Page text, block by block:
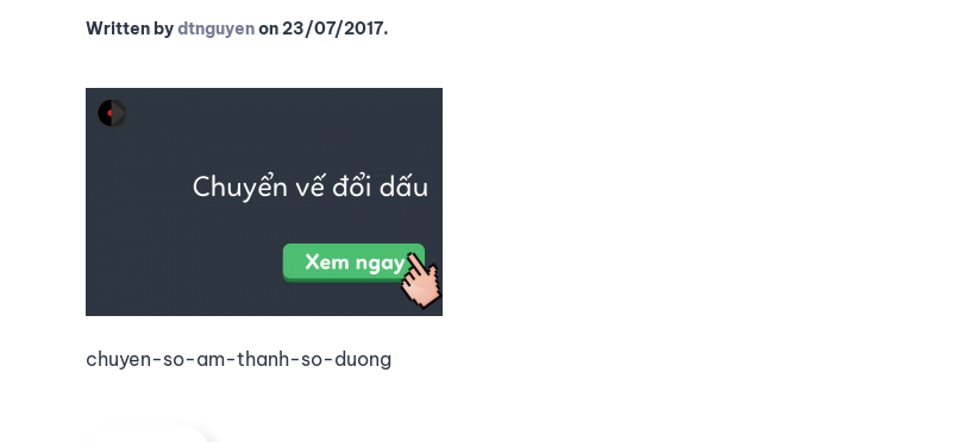
Written bydtnguyenon23/07/2017.
chuyen-so-am-thanh-so-duong